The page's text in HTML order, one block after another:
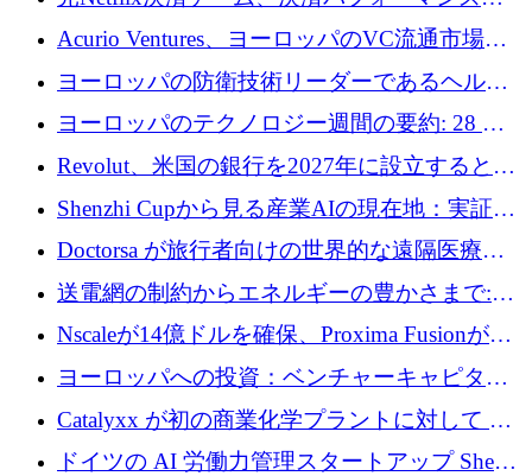
万ユーロを調達
ラットフォームNopanのためにこれまでに720
万ユーロを調達
Acurio Ventures、ヨーロッパのVC流通市場の
流動性を解放するために1億1,500万ユーロの
ファンドを立ち上げる
ヨーロッパの防衛技術リーダーであるヘルシ
ングは、180億ドルの評価額で18億ドルのシリ
ヨーロッパのテクノロジー週間の要約: 28 億
ユーロを超える 70 以上のテクノロジー資金調
Revolut、米国の銀行を2027年に設立すると米
国の社長が語る
Shenzhi Cupから見る産業AIの現在地：実証と
産業実装への道筋
Doctorsa が旅行者向けの世界的な遠隔医療プ
ラットフォームを拡大するために 100 万ユー
ロを調達
送電網の制約からエネルギーの豊かさまで:
Envision の Gobi X がヨーロッパの AI の未来
Nscaleが14億ドルを確保、Proxima Fusionが4
億1,100万ユーロを獲得、Invest EuropeはVCの
ヨーロッパへの投資：ベンチャーキャピタル
が過去2番目に高い水準に到達
Catalyxx が初の商業化学プラントに対して EU
から 2,000 万ユーロ以上の支援を獲得
ドイツの AI 労働力管理スタートアップ Sherpa